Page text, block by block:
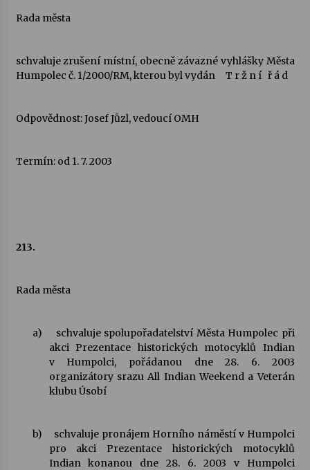
Rada města
schvaluje zrušení místní, obecně závazné vyhlášky Města
Humpolec č. 1/2000/RM, kterou byl vydán
T r ž n í ř á d
Odpovědnost: Josef Jůzl, vedoucí OMH
Termín: od 1. 7. 2003
213.
Rada města
a)
schvaluje spolupořadatelství Města Humpolec při
akci Prezentace historických motocyklů Indian
v Humpolci, pořádanou dne 28. 6. 2003
organizátory srazu All Indian Weekend a Veterán
klubu Úsobí
b)
schvaluje pronájem Horního náměstí v Humpolci
pro akci Prezentace historických motocyklů
Indian konanou dne 28. 6. 2003 v Humpolci